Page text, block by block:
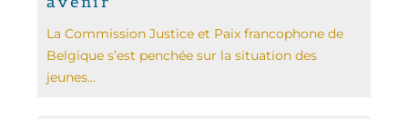
La Commission Justice et Paix francophone de
Belgique s’est penchée sur la situation des
jeunes...